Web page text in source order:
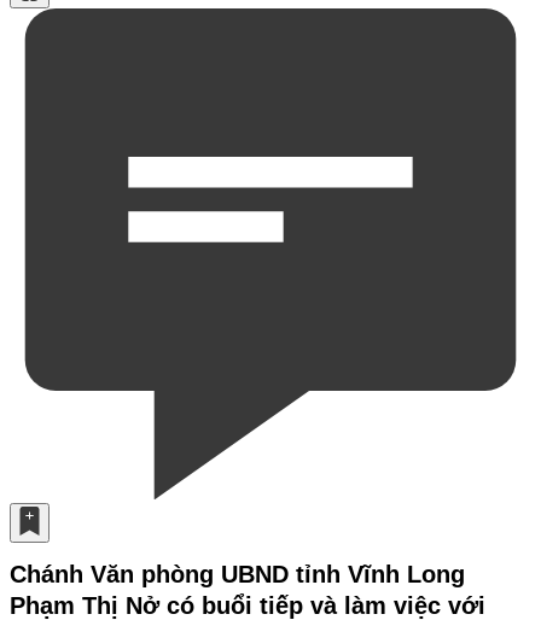
Chánh Văn phòng UBND tỉnh Vĩnh Long
Phạm Thị Nở có buổi tiếp và làm việc với